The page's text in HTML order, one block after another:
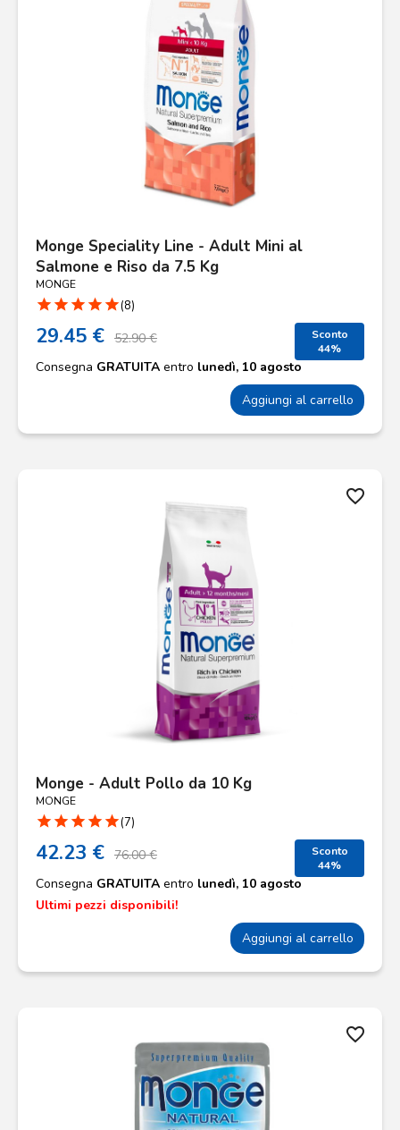
Monge Speciality Line - Adult Mini al
Salmone e Riso da 7.5 Kg
MONGE
star star star star star(8)
29.45 € 52.90 €
Sconto
44%
Consegna GRATUITA entro lunedì, 10 agosto
Aggiungi al carrello
favorite_border
Monge - Adult Pollo da 10 Kg
MONGE
star star star star star(7)
42.23 € 76.00 €
Sconto
44%
Consegna GRATUITA entro lunedì, 10 agosto
Ultimi pezzi disponibili!
Aggiungi al carrello
favorite_border